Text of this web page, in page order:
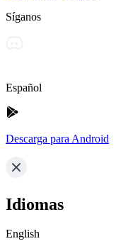
Síganos
Español
Descarga para Android
Idiomas
English